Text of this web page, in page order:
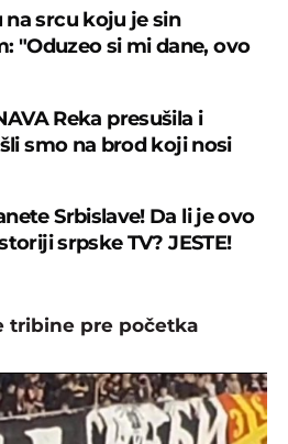
na srcu koju je sin
"Oduzeo si mi dane, ovo
Reka presušila i
smo na brod koji nosi
Srbislave! Da li je ovo
srpske TV? JESTE!
tribine pre početka